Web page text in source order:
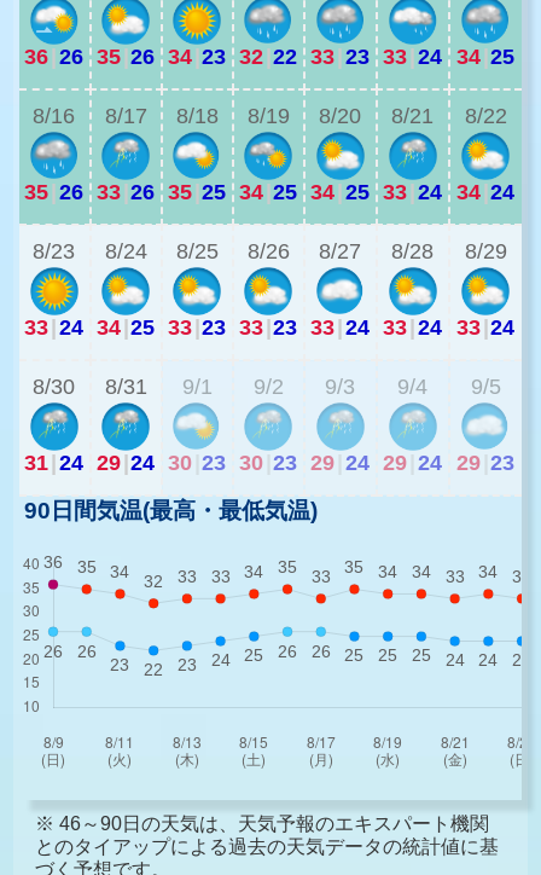
36|26 35|26 34|23 32|22 33|23 33|24 34|25
8/16
35|26
8/17
33|26
8/18
35|25
8/19
34|25
8/20
34|25
8/21
33|24
8/22
34|24
8/23
33|24
8/24
34|25
8/25
33|23
8/26
33|23
8/27
33|24
8/28
33|24
8/29
33|24
8/30
31|24
8/31
29|24
9/1
30 23
9/2
30 23
9/3
29 24
9/4
29 24
9/5
29 23
90日間気温(最高・最低気温)
※ 46～90日の天気は、天気予報のエキスパート機関
とのタイアップによる過去の天気データの統計値に基
づく予想です。